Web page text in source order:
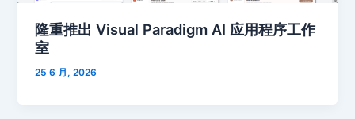
隆重推出 Visual Paradigm AI 应用程序工作
室
25 6 月, 2026